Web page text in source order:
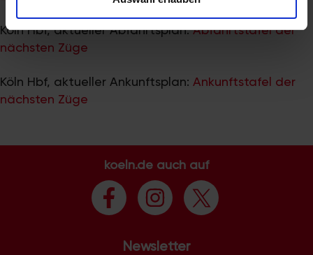
analysieren. Außerdem geben wir Informationen zu Ihrer
Verwendung unserer Website an unsere Partner für
soziale Medien, Werbung und Analysen weiter. Unsere
weiteren Daten zusammen, die Sie ihnen bereitgestellt
haben oder die sie im Rahmen Ihrer Nutzung der Dienste
Köln Hbf, aktueller Abfahrtsplan:Abfahrtstafel der
nächsten Züge
Köln Hbf, aktueller Ankunftsplan: Ankunftstafel der
nächsten Züge
koeln.de auch auf
Newsletter